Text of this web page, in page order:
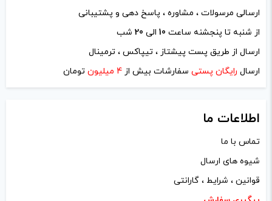
نام*
ایمیل*
ذخیره نام، ایمیل و وبسایت من در مرورگر برای زمانی که دوباره
دیدگاهی می‌نویسم.
ارسالی مرسولات ، مشاوره ، پاسخ دهی و پشتیبانی
از شنبه تا پنجشنه ساعت 10 الی 20 شب
ارسال از طریق پست پیشتاز ، تیپاکس ، ترمینال
ارسال رایگان پستی سفارشات بیش از 4 میلیون تومان
اطلاعات ما
تماس با ما
شیوه های ارسال
قوانین ، شرایط ، گارانتی